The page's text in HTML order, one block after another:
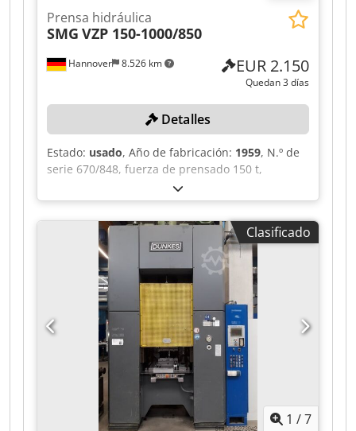
Hannover 8.526 km
Prensa hidráulica
SMG VZP 150-1000/850
EUR 2.150
Quedan 3 días
Detalles
Estado: usado, Año de fabricación: 1959, N.º de
serie 670/848, fuerza de prensado 150 t,
recorrido de seguimiento 30 mm, tiempo de
seguimiento 190 ms, barrera de luz, fabricante
SICK, modelo LVU 1106-0021 Djdpfszkav Djx Af
Dekr +++ ¡Atención: la máquina forma parte de
una subasta en línea! +++
Clasificado
1 /7